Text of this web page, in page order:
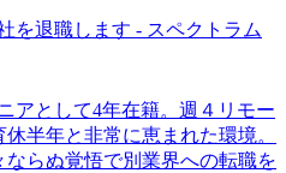
を退職します - スペクトラム
アとして4年在籍。週４リモー
半年と非常に恵まれた環境。
らぬ覚悟で別業界への転職を